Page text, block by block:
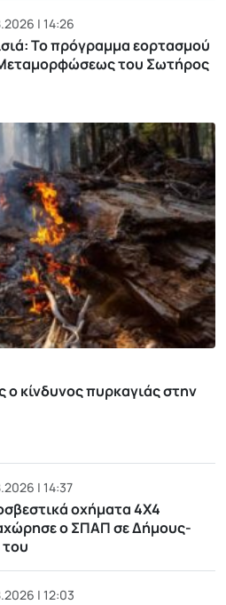
| 14:26
Το πρόγραμμα εορτασμού
του Σωτήρος
κίνδυνος πυρκαγιάς στην
| 14:37
οχήματα 4Χ4
ο ΣΠΑΠ σε Δήμους-
του
| 12:03